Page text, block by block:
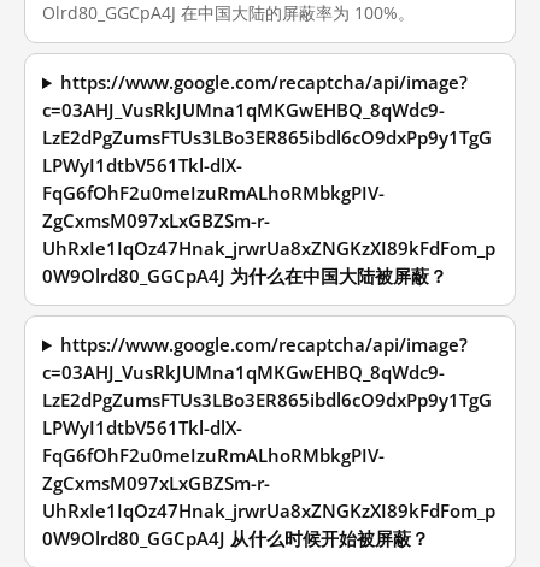
Olrd80_GGCpA4J 在中国大陆的屏蔽率为 100%。
https://www.google.com/recaptcha/api/image?
c=03AHJ_VusRkJUMna1qMKGwEHBQ_8qWdc9-
LzE2dPgZumsFTUs3LBo3ER865ibdl6cO9dxPp9y1TgG
LPWyI1dtbV561Tkl-dlX-
FqG6fOhF2u0meIzuRmALhoRMbkgPIV-
ZgCxmsM097xLxGBZSm-r-
UhRxIe1IqOz47Hnak_jrwrUa8xZNGKzXI89kFdFom_p
0W9Olrd80_GGCpA4J 为什么在中国大陆被屏蔽？
https://www.google.com/recaptcha/api/image?
c=03AHJ_VusRkJUMna1qMKGwEHBQ_8qWdc9-
LzE2dPgZumsFTUs3LBo3ER865ibdl6cO9dxPp9y1TgG
LPWyI1dtbV561Tkl-dlX-
FqG6fOhF2u0meIzuRmALhoRMbkgPIV-
ZgCxmsM097xLxGBZSm-r-
UhRxIe1IqOz47Hnak_jrwrUa8xZNGKzXI89kFdFom_p
0W9Olrd80_GGCpA4J 从什么时候开始被屏蔽？